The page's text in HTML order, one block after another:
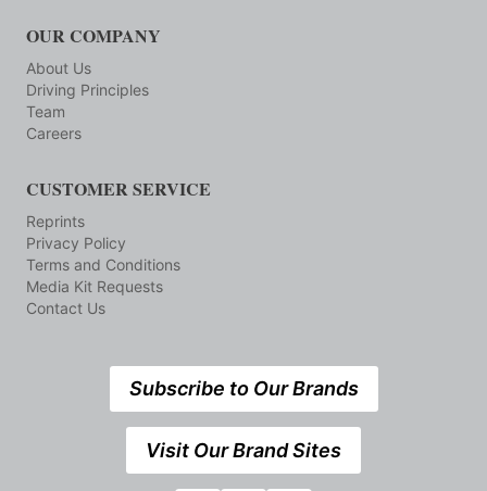
OUR COMPANY
About Us
Driving Principles
Team
Careers
CUSTOMER SERVICE
Reprints
Privacy Policy
Terms and Conditions
Media Kit Requests
Contact Us
Subscribe to Our Brands
Visit Our Brand Sites